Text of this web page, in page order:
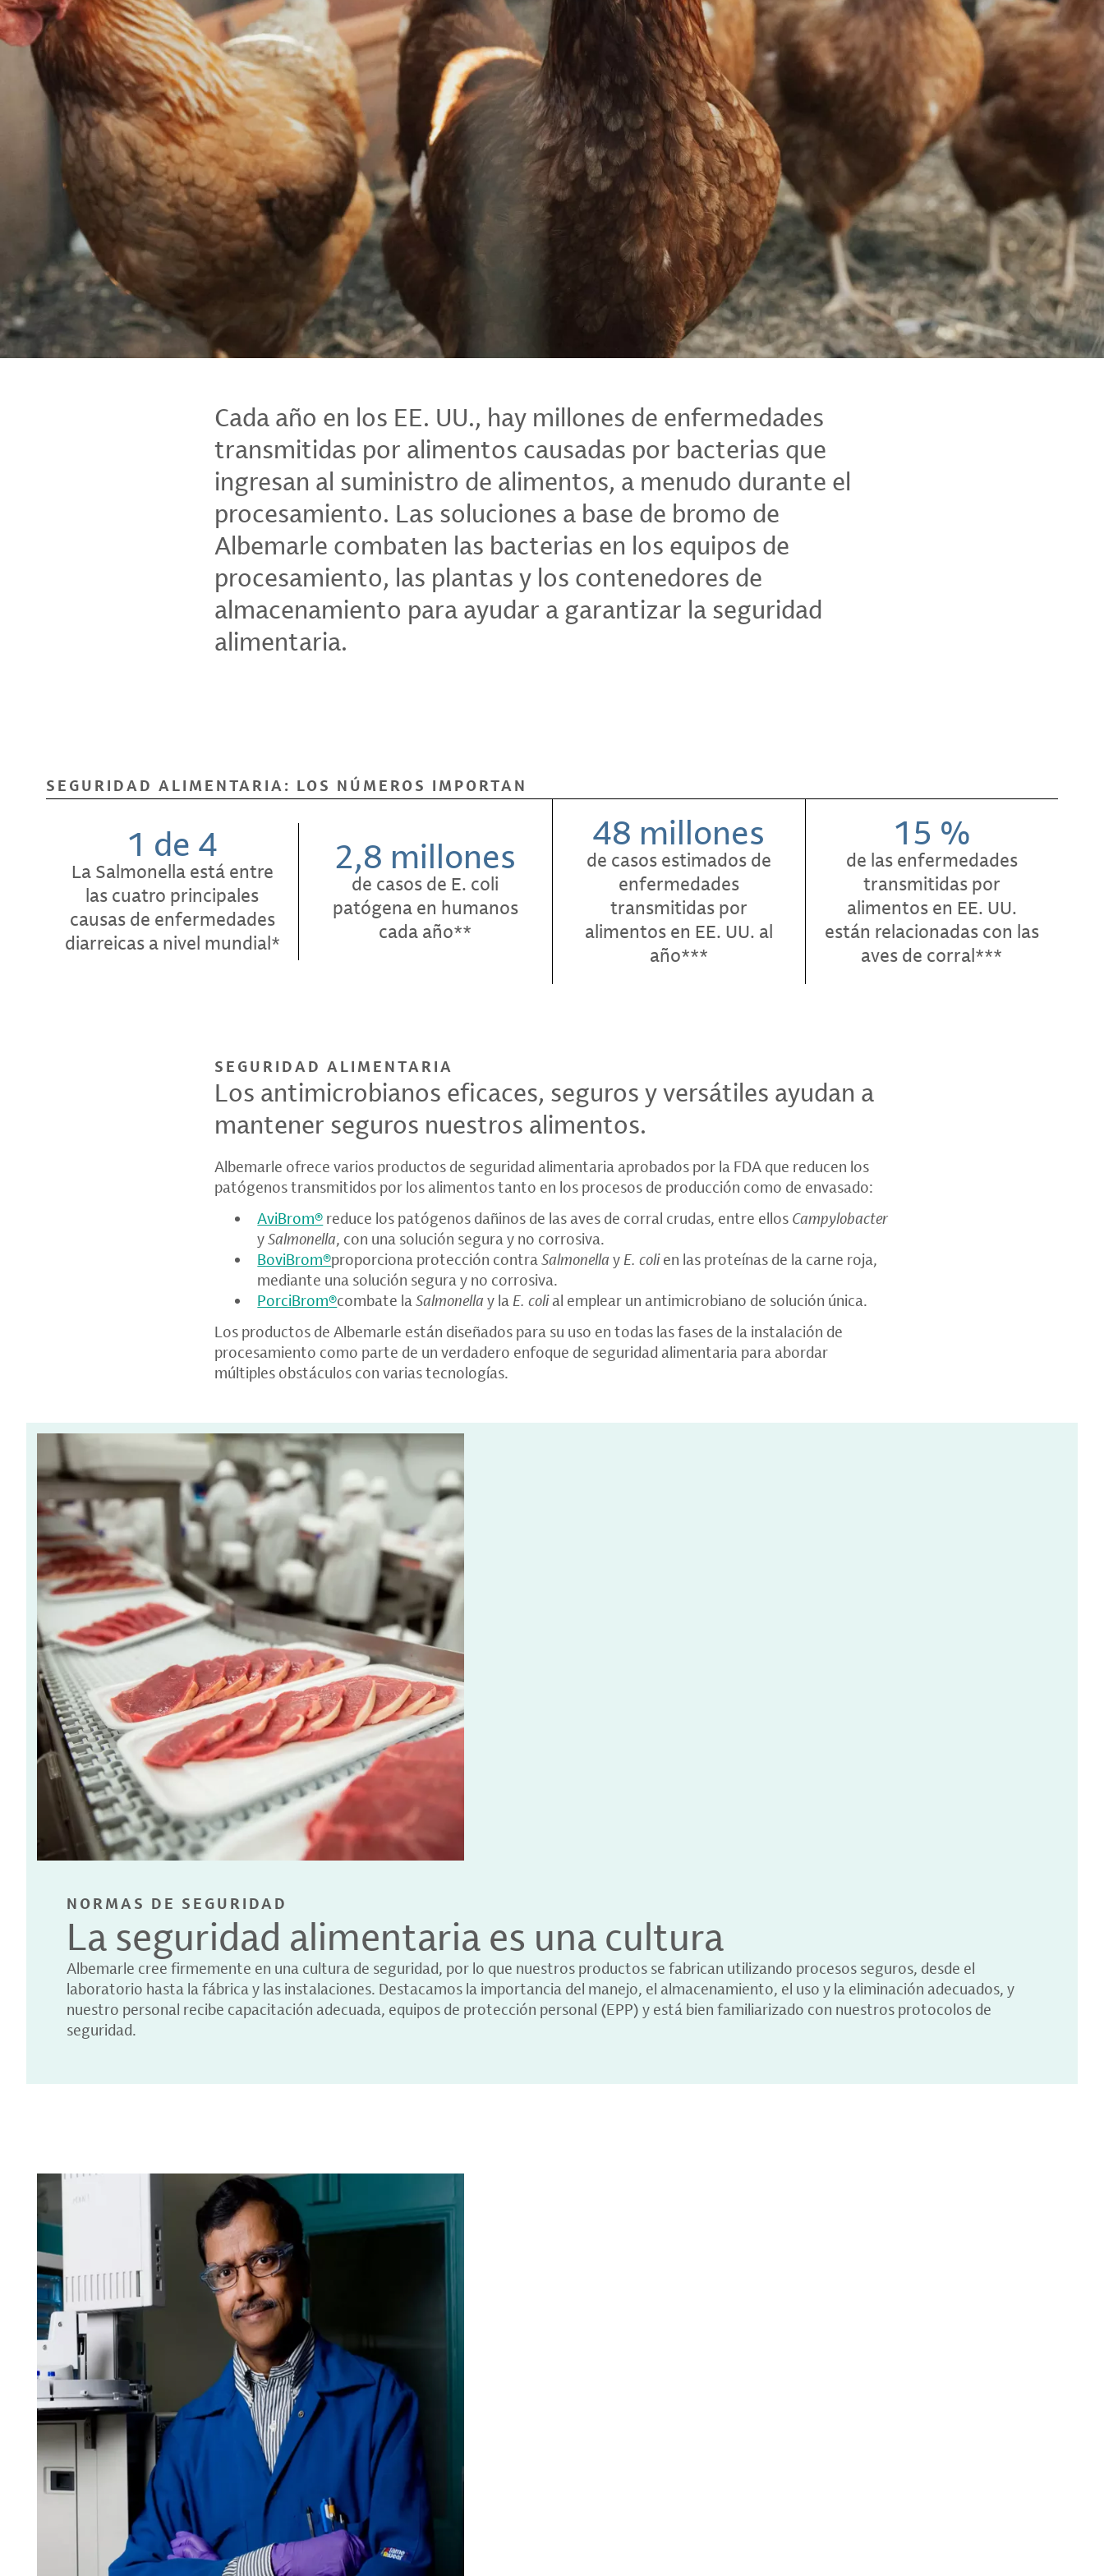
Cada año en los EE. UU., hay millones de enfermedades
transmitidas por alimentos causadas por bacterias que
ingresan al suministro de alimentos, a menudo durante el
procesamiento. Las soluciones a base de bromo de
Albemarle combaten las bacterias en los equipos de
procesamiento, las plantas y los contenedores de
almacenamiento para ayudar a garantizar la seguridad
alimentaria.
SEGURIDAD ALIMENTARIA: LOS NÚMEROS IMPORTAN
1 de 4
La Salmonella está entre
las cuatro principales
causas de enfermedades
diarreicas a nivel mundial*
2,8 millones
de casos de E. coli
patógena en humanos
cada año**
48 millones
de casos estimados de
enfermedades
transmitidas por
alimentos en EE. UU. al
año***
15 %
de las enfermedades
transmitidas por
alimentos en EE. UU.
están relacionadas con las
aves de corral***
SEGURIDAD ALIMENTARIA
Los antimicrobianos eficaces, seguros y versátiles ayudan a
mantener seguros nuestros alimentos.
Albemarle ofrece varios productos de seguridad alimentaria aprobados por la FDA que reducen los
patógenos transmitidos por los alimentos tanto en los procesos de producción como de envasado:
AviBrom® reduce los patógenos dañinos de las aves de corral crudas, entre ellos Campylobacter
ySalmonella, con una solución segura y no corrosiva.
BoviBrom®proporciona protección contraSalmonella y E. colien las proteínas de la carne roja,
mediante una solución segura y no corrosiva.
PorciBrom®combate laSalmonella y la E. colial emplear un antimicrobiano de solución única.
Los productos de Albemarle están diseñados para su uso en todas las fases de la instalación de
procesamiento como parte de un verdadero enfoque de seguridad alimentaria para abordar
múltiples obstáculos con varias tecnologías.
NORMAS DE SEGURIDAD
La seguridad alimentaria es una cultura
Albemarle cree firmemente en una cultura de seguridad, por lo que nuestros productos se fabrican utilizando procesos seguros, desde el
laboratorio hasta la fábrica y las instalaciones. Destacamos la importancia del manejo, el almacenamiento, el uso y la eliminación adecuados, y
nuestro personal recibe capacitación adecuada, equipos de protección personal (EPP) y está bien familiarizado con nuestros protocolos de
seguridad.